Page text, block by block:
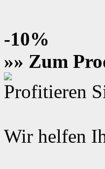
-10%
»» Zum
Profitieren
Wir helfen